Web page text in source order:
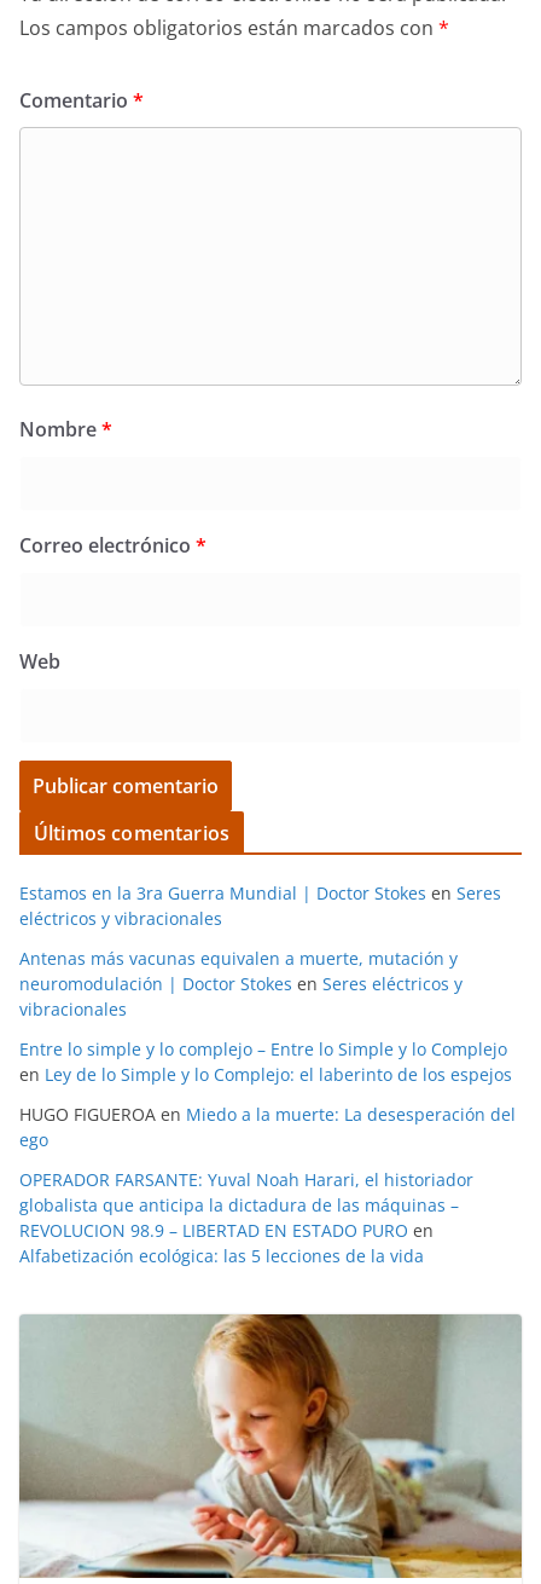
Los campos obligatorios están marcados con *
Comentario *
Nombre*
Correo electrónico *
Web
Últimos comentarios
Estamos en la 3ra Guerra Mundial | Doctor Stokes en Seres
eléctricos y vibracionales
Antenas más vacunas equivalen a muerte, mutación y
neuromodulación | Doctor Stokes en Seres eléctricos y
vibracionales
Entre lo simple y lo complejo – Entre lo Simple y lo Complejo
en Ley de lo Simple y lo Complejo: el laberinto de los espejos
HUGO FIGUEROA en Miedo a la muerte: La desesperación del
ego
OPERADOR FARSANTE: Yuval Noah Harari, el historiador
globalista que anticipa la dictadura de las máquinas –
REVOLUCION 98.9 – LIBERTAD EN ESTADO PURO en
Alfabetización ecológica: las 5 lecciones de la vida